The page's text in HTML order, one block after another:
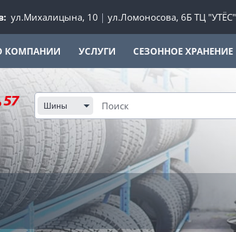
ул.Михалицына, 10 ул.Ломоносова, 6Б ТЦ "УТЁС"
КОМПАНИИ УСЛУГИ СЕЗОННОЕ ХРАНЕНИЕ
Шины